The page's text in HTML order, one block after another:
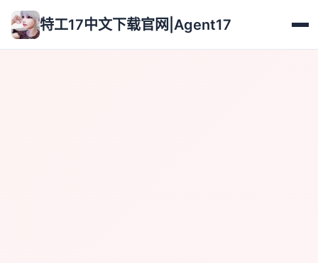
特工17中文下载官网|Agent17